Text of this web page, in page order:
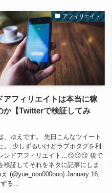
アフィリエイト
アフィリエイトは本当に稼
か【Twitterで検証してみ
、ゆえです。 先日こんなツイート
。 少しずるいけどラブホタグを利
ンドアフィリエイト…😏😏😏 後で
検証してそれをネタに記事にしま
(@yue_ooo000ooo) January 16,
る...